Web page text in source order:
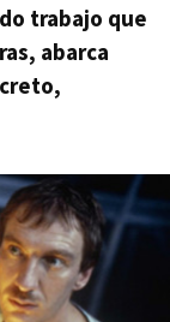
trabajo que
abarca